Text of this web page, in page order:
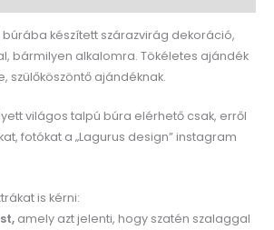
készített szárazvirág dekoráció,
bármilyen alkalomra. Tökéletes ajándék
szülőköszöntő ajándéknak.
világos talpú búra elérhető csak, erről
fotókat a „Lagurus design” instagram
is kérni:
amely azt jelenti, hogy szatén szalaggal